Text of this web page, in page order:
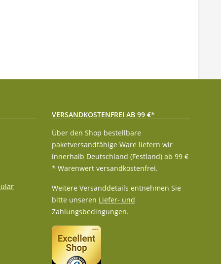
VERSANDKOSTENFREI AB 99 €*
Über den Shop bestellbare
paketversandfähige Ware liefern wir
innerhalb Deutschland (Festland) ab 99 €
* Warenwert versandkostenfrei.
Weitere Versanddetails entnehmen Sie
bitte unseren Liefer- und
Zahlungsbedingungen.